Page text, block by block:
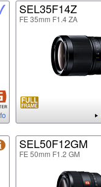
SEL35F14Z
FE 35mm F1.4 ZA
SEL50F12GM
FE 50mm F1.2 GM